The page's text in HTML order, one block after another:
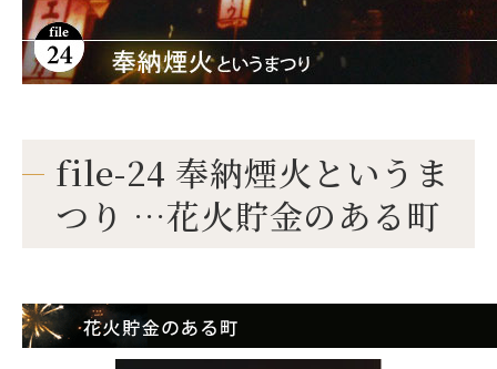
file-24 奉納煙火というま
つり …花火貯金のある町